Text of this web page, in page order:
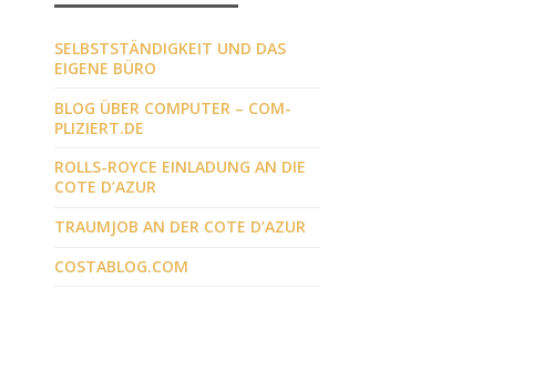
SELBSTSTÄNDIGKEIT UND DAS
EIGENE BÜRO
BLOG ÜBER COMPUTER – COM-
PLIZIERT.DE
ROLLS-ROYCE EINLADUNG AN DIE
COTE D’AZUR
TRAUMJOB AN DER COTE D’AZUR
COSTABLOG.COM